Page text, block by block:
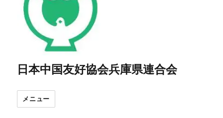
日本中国友好協会兵庫県連合会
メニュー